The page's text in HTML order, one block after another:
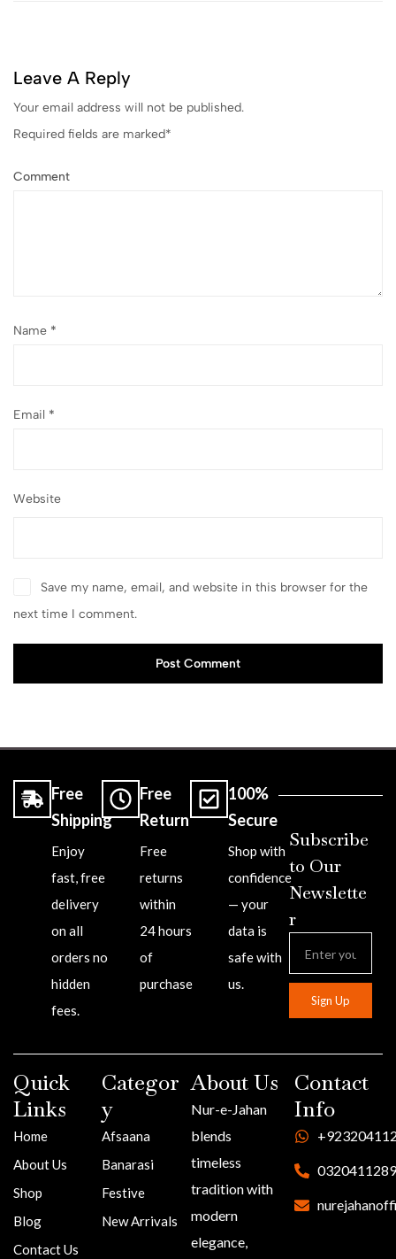
Leave A Reply
Your email address will not be published.
Required fields are marked*
Comment
Name *
Email *
Website
Save my name, email, and website in this browser for the
next time I comment.
Post Comment
Free
Shipping
Enjoy
fast, free
delivery
on all
orders no
hidden
fees.
Free
Return
Free
returns
within
24 hours
of
purchase
100%
Secure
Shop with
confidence
— your
data is
safe with
us.
Subscribe
to Our
Newslette
r
Sign Up
Quick
Links
Home
About Us
Shop
Blog
Contact Us
Categor
y
Afsaana
Banarasi
Festive
New Arrivals
About Us
Nur-e-Jahan
blends
timeless
tradition with
modern
elegance,
Contact
Info